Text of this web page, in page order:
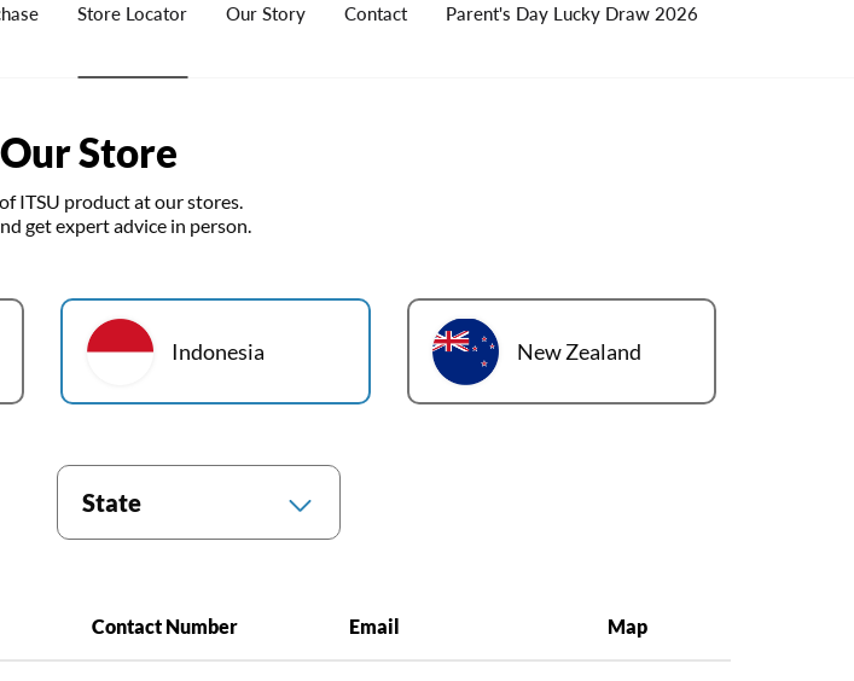
Store Locator Our Story Contact Parent's Day Lucky Draw 2026
Store
ITSU product at our stores.
get expert advice in person.
Indonesia New Zealand
Contact Number Email Map